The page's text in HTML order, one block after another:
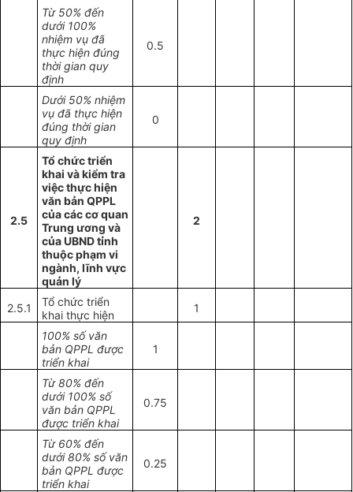
Từ 50% đến
dưới 100%
nhiệm vụ đã
thực hiện đúng
thời gian quy
định
0.5
Dưới 50% nhiệm
vụ đã thực hiện
đúng thời gian
quy định
0
2.5
Tổ chức triển
khai và kiểm tra
việc thực hiện
văn bản QPPL
của các cơ quan
Trung ương và
của UBND tỉnh
thuộc phạm vi
ngành, lĩnh vực
quản lý
2
2.5.1
Tổ chức triển
khai thực hiện
1
100% số văn
bản QPPL được
triển khai
1
Từ 80% đến
dưới 100% số
văn bản QPPL
được triển khai
0.75
Từ 60% đến
dưới 80% số văn
bản QPPL được
triển khai
0.25